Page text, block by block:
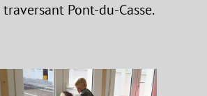
Pont-du-Casse.